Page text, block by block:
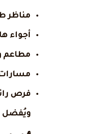
مناظر
أجواء
مطاعم
فرص
ويُفضل